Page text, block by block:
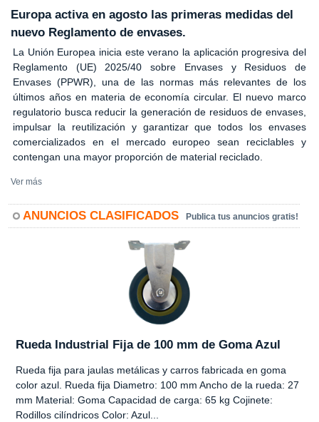
Europa activa en agosto las primeras medidas del
nuevo Reglamento de envases.
La Unión Europea inicia este verano la aplicación progresiva del
Reglamento (UE) 2025/40 sobre Envases y Residuos de
Envases (PPWR), una de las normas más relevantes de los
últimos años en materia de economía circular. El nuevo marco
regulatorio busca reducir la generación de residuos de envases,
impulsar la reutilización y garantizar que todos los envases
comercializados en el mercado europeo sean reciclables y
contengan una mayor proporción de material reciclado.
Ver más
ANUNCIOS CLASIFICADOS Publica tus anuncios gratis!
Rueda Industrial Fija de 100 mm de Goma Azul
Rueda fija para jaulas metálicas y carros fabricada en goma
color azul. Rueda fija Diametro: 100 mm Ancho de la rueda: 27
mm Material: Goma Capacidad de carga: 65 kg Cojinete:
Rodillos cilíndricos Color: Azul...